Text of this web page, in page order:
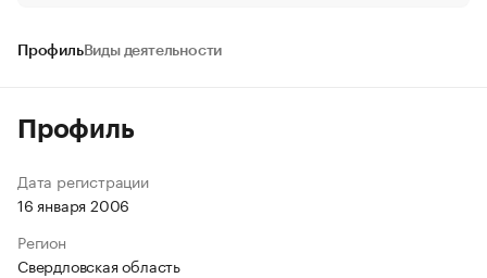
ПрофильВиды деятельности
Профиль
Дата регистрации
16 января 2006
Регион
Свердловская область